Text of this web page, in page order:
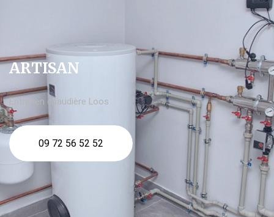
ARTISAN
Entretien chaudière Loos
09 72 56 52 52